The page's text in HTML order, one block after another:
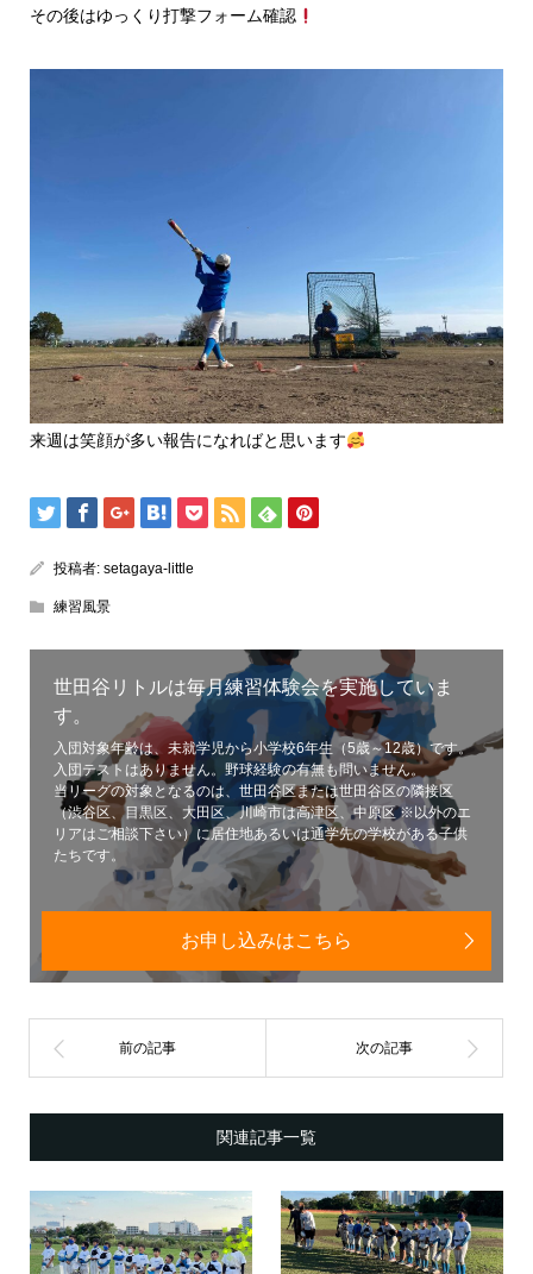
その後はゆっくり打撃フォーム確認
来週は笑顔が多い報告になればと思います
投稿者: setagaya-little
練習風景
世田谷リトルは毎月練習体験会を実施していま
す。
入団対象年齢は、未就学児から小学校6年生（5歳～12歳）です。
入団テストはありません。野球経験の有無も問いません。
当リーグの対象となるのは、世田谷区または世田谷区の隣接区
（渋谷区、目黒区、大田区、川崎市は高津区、中原区 ※以外のエ
リアはご相談下さい）に居住地あるいは通学先の学校がある子供
たちです。
お申し込みはこちら
関連記事一覧